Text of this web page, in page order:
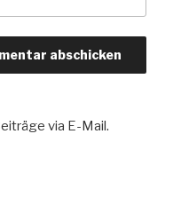
via E-Mail.